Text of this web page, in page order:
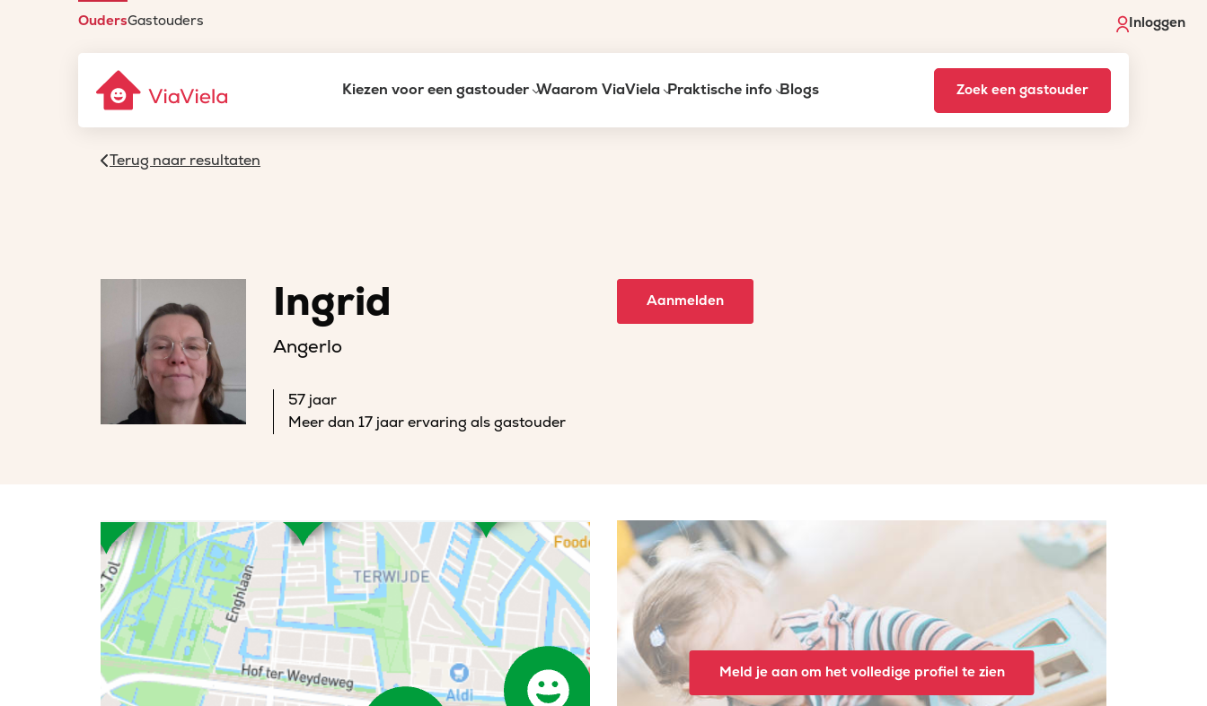
OudersGastouders Inloggen
Kiezen voor een gastouder Waarom ViaViela Praktische info Blogs Zoek een gastouder
Terug naar resultaten
Ingrid
Angerlo
57 jaar
Meer dan 17 jaar ervaring als gastouder
Aanmelden
Meld je aan om het volledige profiel te zien